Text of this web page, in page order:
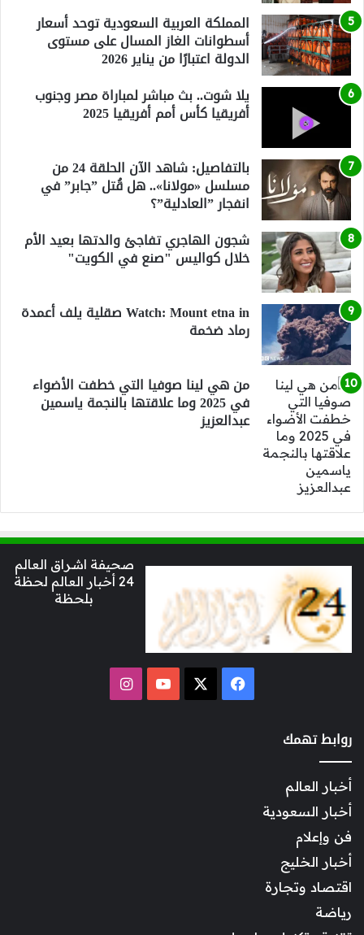
المملكة العربية السعودية توحد أسعار
أسطوانات الغاز المسال على مستوى
الدولة اعتبارًا من يناير 2026
يلا شوت.. بث مباشر لمباراة مصر وجنوب
أفريقيا كأس أمم أفريقيا 2025
بالتفاصيل: شاهد الآن الحلقة 24 من
مسلسل «مولانا».. هل قُتل ”جابر” في
انفجار ”العادلية”؟
شجون الهاجري تفاجئ والدتها بعيد الأم
خلال كواليس "صنع في الكويت"
Watch: Mount etna in صقلية يلف أعمدة
رماد ضخمة
من هي لينا صوفيا التي خطفت الأضواء
في 2025 وما علاقتها بالنجمة ياسمين
عبدالعزيز
صحيفة اشراق العالم
24 أخبار العالم لحظة
بلحظة
فيسبوك ‫YouTubeانستقرام
روابط تهمك
أخبار العالم
أخبار السعودية
فن وإعلام
أخبار الخليج
اقتصاد وتجارة
رياضة